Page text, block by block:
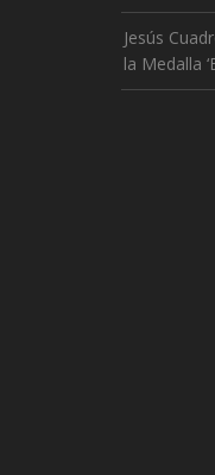
Jesús
la Medalla